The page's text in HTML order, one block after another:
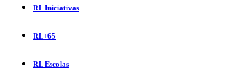
RL Iniciativas
RL+65
RL Escolas